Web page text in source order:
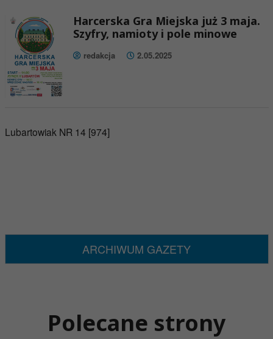
Harcerska Gra Miejska już 3 maja.
Szyfry, namioty i pole minowe
redakcja 2.05.2025
Lubartowiak NR 14 [974]
ARCHIWUM GAZETY
Polecane strony